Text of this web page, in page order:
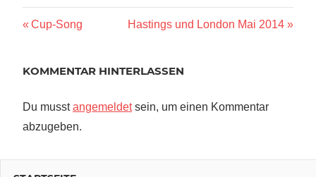
Beitragsnavigation
Vorheriger
Cup-Song
Nächster
Hastings und London Mai 2014
KOMMENTAR HINTERLASSEN
Du musstangemeldetsein, um einen Kommentar
abzugeben.